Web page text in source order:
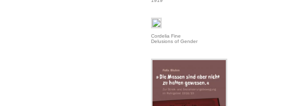
Cordelia Fine
Delusions of Gender